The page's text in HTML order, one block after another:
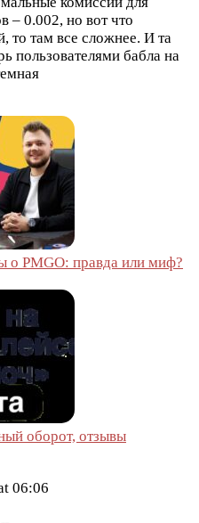
– 0.002, но вот что
то там все сложнее. И та
пользователями бабла на
о PMGO: правда или миф?
оборот, отзывы
06:06